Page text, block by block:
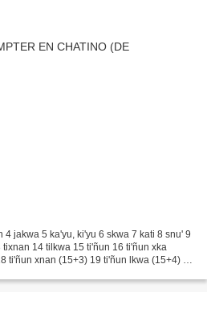
4 jakwa 5 ka'yu, ki'yu 6 skwa 7 kati 8 snu' 9
14 tilkwa 15 ti'ñun 16 ti'ñun xka
ti'ñun xnan (15+3) 19 ti'ñun lkwa (15+4) 20